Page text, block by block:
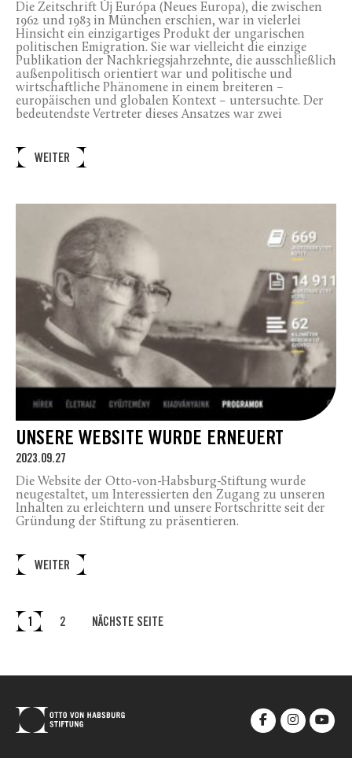
Die Zeitschrift Új Európa (Neues Europa), die zwischen
1962 und 1983 in München erschien, war in vielerlei
Hinsicht ein einzigartiges Produkt der ungarischen
politischen Emigration. Sie war vielleicht die einzige
Publikation der Nachkriegsjahrzehnte, die ausschließlich
außenpolitisch orientiert war und politische und
wirtschaftliche Phänomene in einem breiteren –
europäischen und globalen Kontext – untersuchte. Der
bedeutendste Vertreter dieses Ansatzes war zwei
WEITER
UNSERE WEBSITE WURDE ERNEUERT
2023.09.27
Die Website der Otto-von-Habsburg-Stiftung wurde
neugestaltet, um Interessierten den Zugang zu unseren
Inhalten zu erleichtern und unsere Fortschritte seit der
Gründung der Stiftung zu präsentieren.
WEITER
1 2 NÄCHSTE SEITE